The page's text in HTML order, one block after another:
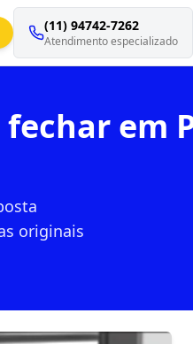
(11) 94742-7262
Atendimento especializado
em
originais